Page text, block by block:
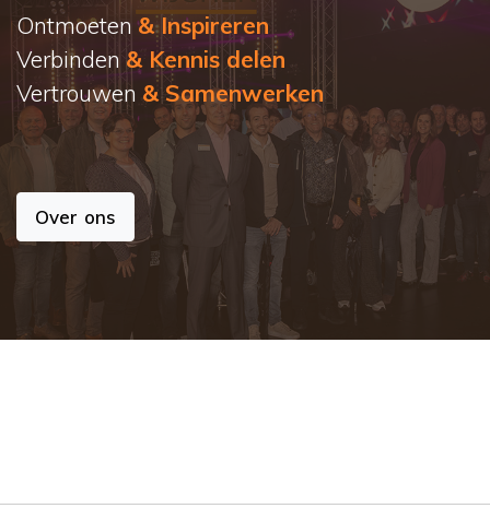
Ontmoeten & Inspireren
Verbinden & Kennis delen
Vertrouwen & Samenwerken
Over ons